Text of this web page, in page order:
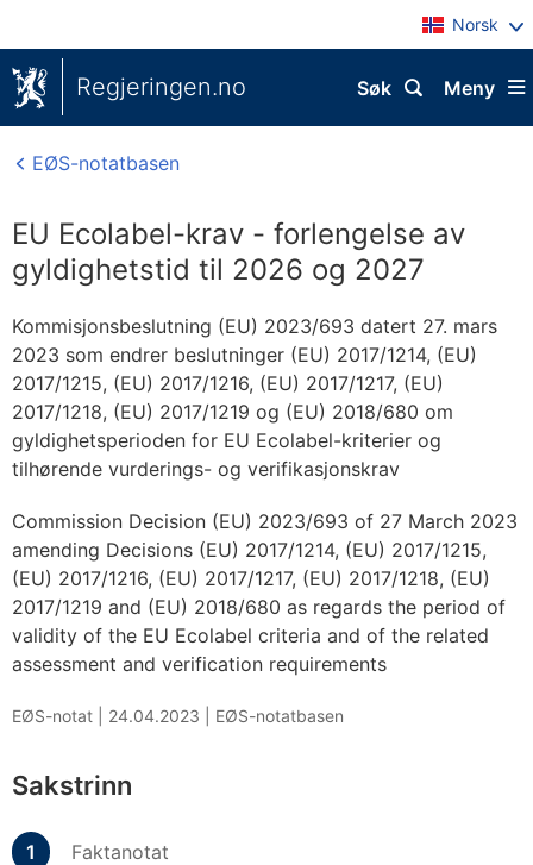
Norsk
Regjeringen.no Meny
Søk
EØS-notatbasen
EU Ecolabel-krav - forlengelse av
gyldighetstid til 2026 og 2027
Kommisjonsbeslutning (EU) 2023/693 datert 27. mars
2023 som endrer beslutninger (EU) 2017/1214, (EU)
2017/1215, (EU) 2017/1216, (EU) 2017/1217, (EU)
2017/1218, (EU) 2017/1219 og (EU) 2018/680 om
gyldighetsperioden for EU Ecolabel-kriterier og
tilhørende vurderings- og verifikasjonskrav
Commission Decision (EU) 2023/693 of 27 March 2023
amending Decisions (EU) 2017/1214, (EU) 2017/1215,
(EU) 2017/1216, (EU) 2017/1217, (EU) 2017/1218, (EU)
2017/1219 and (EU) 2018/680 as regards the period of
validity of the EU Ecolabel criteria and of the related
assessment and verification requirements
EØS-notat | 24.04.2023 EØS-notatbasen
Sakstrinn
Faktanotat